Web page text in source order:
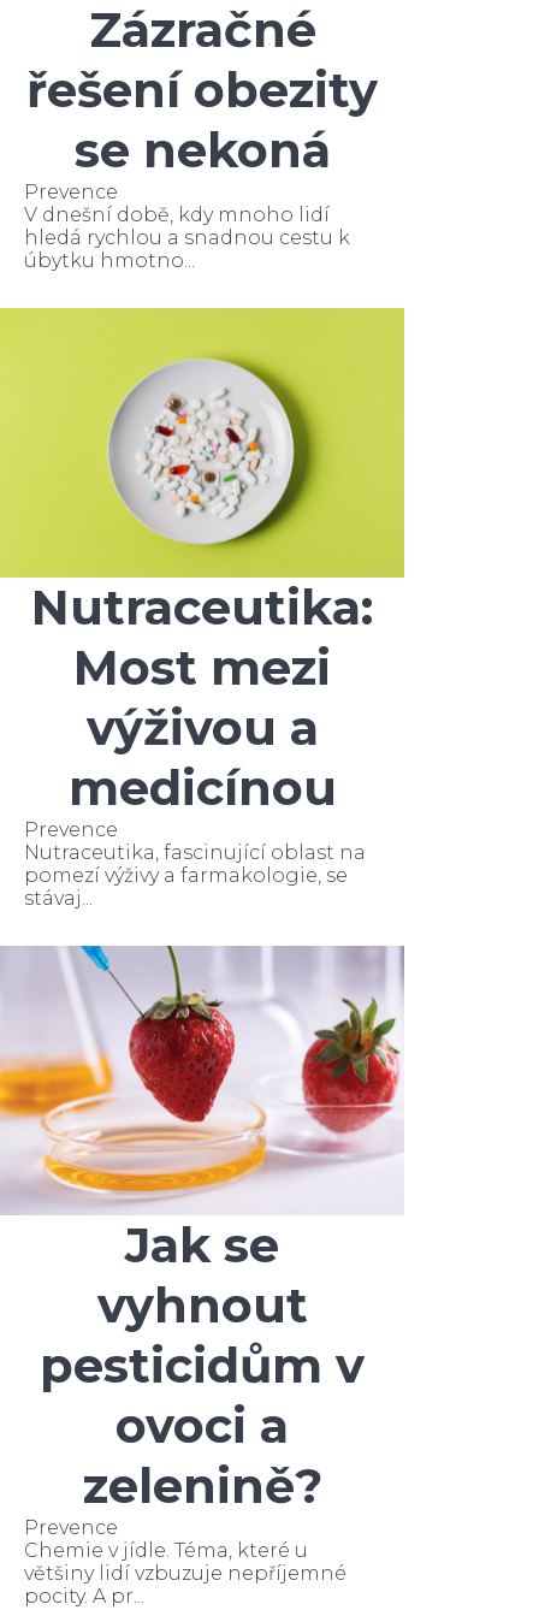
Zázračné
řešení obezity
se nekoná
Prevence
V dnešní době, kdy mnoho lidí
hledá rychlou a snadnou cestu k
úbytku hmotno...
Nutraceutika:
Most mezi
výživou a
medicínou
Prevence
Nutraceutika, fascinující oblast na
pomezí výživy a farmakologie, se
stávaj...
Jak se
vyhnout
pesticidům v
ovoci a
zelenině?
Prevence
Chemie v jídle. Téma, které u
většiny lidí vzbuzuje nepříjemné
pocity. A pr...